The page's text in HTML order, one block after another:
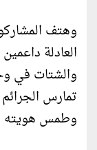
وهتف
العادلة
والشتات في
تمارس
وطمس هويته